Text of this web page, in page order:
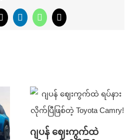
X LinkedInWhatsApp
Email
ဂျပန် ဈေးကွက်ထဲ